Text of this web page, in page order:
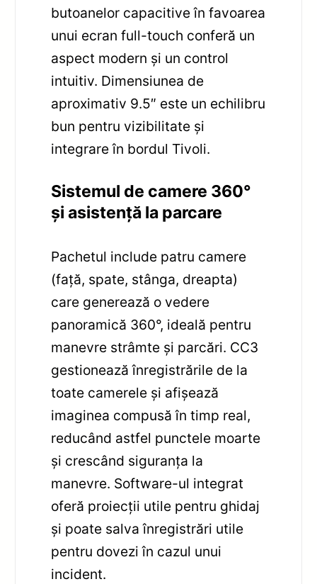
butoanelor capacitive în favoarea
unui ecran full-touch conferă un
aspect modern și un control
intuitiv. Dimensiunea de
aproximativ 9.5″ este un echilibru
bun pentru vizibilitate și
integrare în bordul Tivoli.
Sistemul de camere 360°
și asistență la parcare
Pachetul include patru camere
(față, spate, stânga, dreapta)
care generează o vedere
panoramică 360°, ideală pentru
manevre strâmte și parcări. CC3
gestionează înregistrările de la
toate camerele și afișează
imaginea compusă în timp real,
reducând astfel punctele moarte
și crescând siguranța la
manevre. Software-ul integrat
oferă proiecții utile pentru ghidaj
și poate salva înregistrări utile
pentru dovezi în cazul unui
incident.